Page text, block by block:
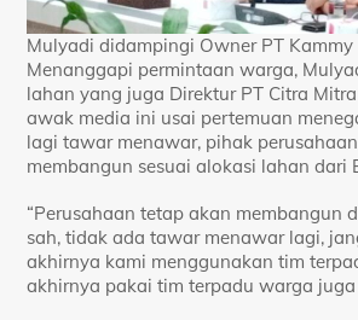
Mulyadi didampingi Owner PT Kammy
Menanggapi permintaan warga,
lahan yang juga Direktur PT Citra
awak media ini usai pertemuan
lagi tawar menawar, pihak
membangun sesuai alokasi lahan dari
“Perusahaan tetap akan membangun
sah, tidak ada tawar menawar lagi,
akhirnya kami menggunakan tim
akhirnya pakai tim terpadu warga juga